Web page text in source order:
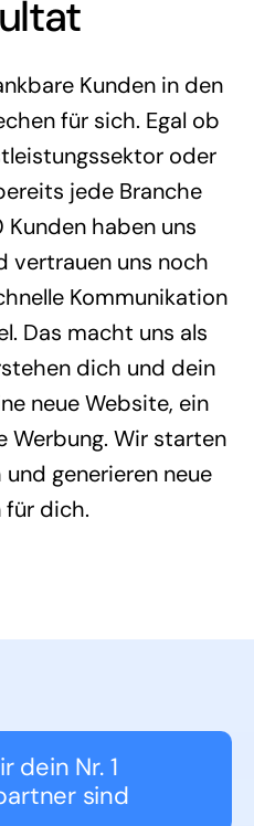
Kunden in den
für sich. Egal ob
oder
jede Branche
haben uns
vertrauen uns noch
Kommunikation
Das macht uns als
dich und dein
neue Website, ein
Werbung. Wir starten
generieren neue
für dich.
dein Nr. 1
sind